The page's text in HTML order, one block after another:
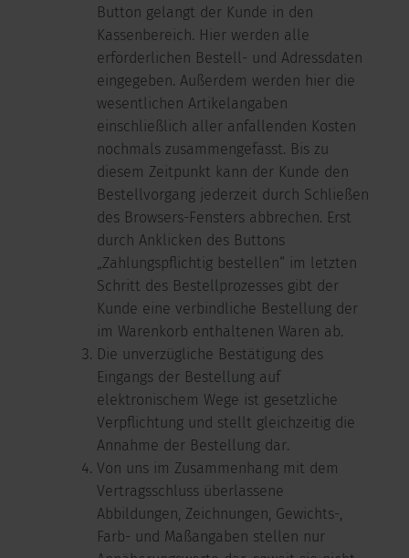
Button gelangt der Kunde in den
Kassenbereich. Hier werden alle
erforderlichen Bestell- und Adressdaten
eingegeben. Außerdem werden hier die
wesentlichen Artikelangaben
einschließlich aller anfallenden Kosten
nochmals zusammengefasst. Bis zu
diesem Zeitpunkt kann der Kunde den
Bestellvorgang jederzeit durch Schließen
des Browsers-Fensters abbrechen. Erst
durch Anklicken des Buttons
„Zahlungspflichtig bestellen“ im letzten
Schritt des Bestellprozesses gibt der
Kunde eine verbindliche Bestellung der
im Warenkorb enthaltenen Waren ab.
Die unverzügliche Bestätigung des
Eingangs der Bestellung auf
elektronischem Wege ist gesetzliche
Verpflichtung und stellt gleichzeitig die
Annahme der Bestellung dar.
Von uns im Zusammenhang mit dem
Vertragsschluss überlassene
Abbildungen, Zeichnungen, Gewichts-,
Farb- und Maßangaben stellen nur